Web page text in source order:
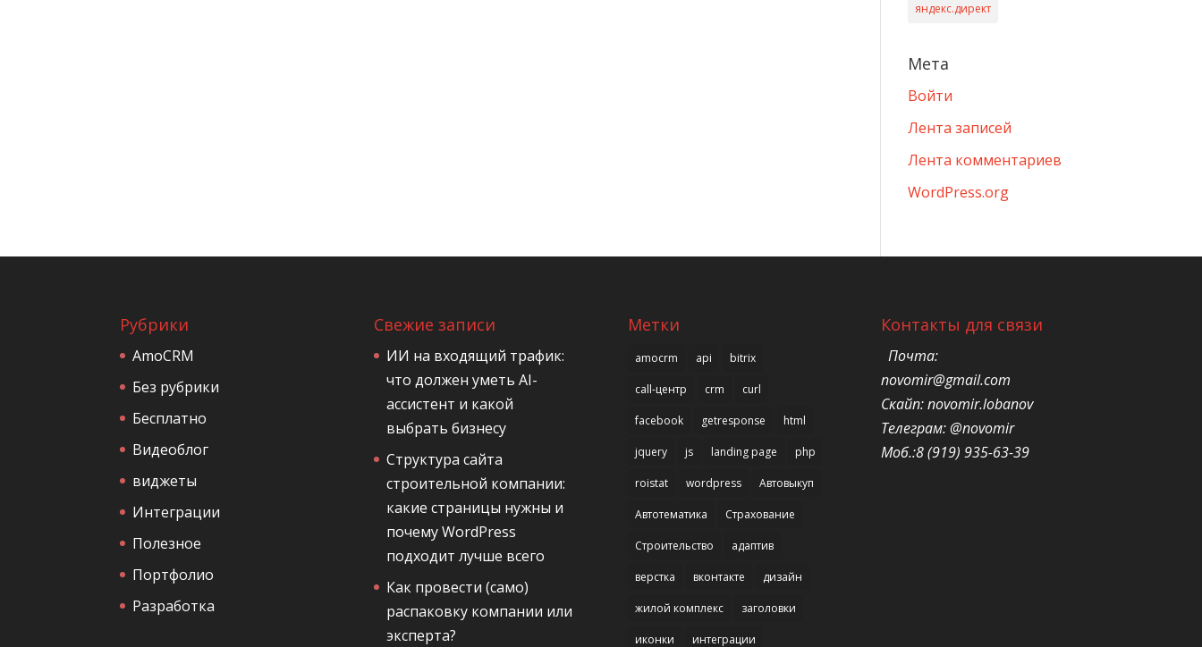
яндекс.директ
Мета
Войти
Лента записей
Лента комментариев
WordPress.org
Рубрики
AmoCRM
Без рубрики
Бесплатно
Видеоблог
виджеты
Интеграции
Полезное
Портфолио
Разработка
Свежие записи
ИИ на входящий трафик:
что должен уметь AI-
ассистент и какой
выбрать бизнесу
Структура сайта
строительной компании:
какие страницы нужны и
почему WordPress
подходит лучше всего
Как провести (само)
распаковку компании или
эксперта?
Метки
amocrm api bitrix
call-центр crm curl
facebook getresponse html
jquery js landing page php
roistat wordpress Автовыкуп
Автотематика Страхование
Строительство адаптив
верстка вконтакте дизайн
жилой комплекс заголовки
иконки интеграции
Контакты для связи
Почта:
novomir@gmail.com
Скайп: novomir.lobanov
Телеграм: @novomir
Моб.:8 (919) 935-63-39